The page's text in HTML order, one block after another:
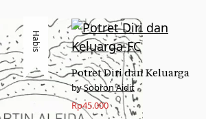
Habis
Potret Diri dan Keluarga
Sobron Aidit
Rp45.000